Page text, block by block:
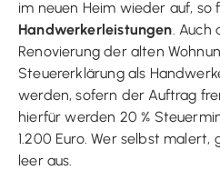
im neuen Heim wieder auf,
Handwerkerleistungen. Auch
Renovierung der alten
Steuererklärung als
werden, sofern der Auftrag
hierfür werden 20 %
1.200 Euro. Wer selbst malert,
leer aus.